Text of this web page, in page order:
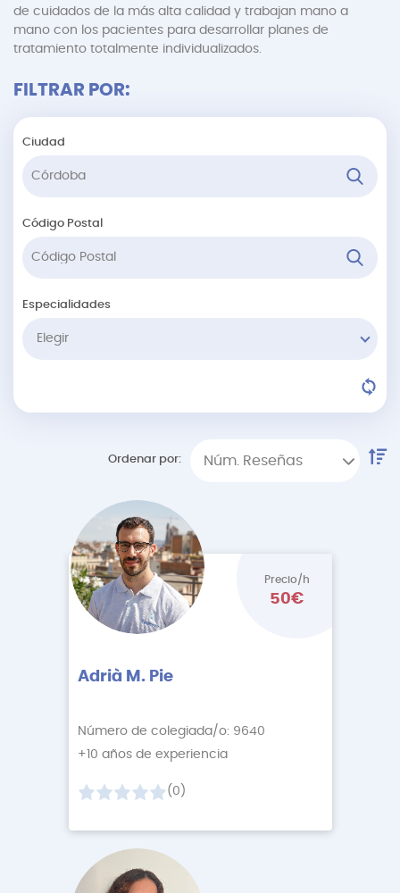
de cuidados de la más alta calidad y trabajan mano a
mano con los pacientes para desarrollar planes de
tratamiento totalmente individualizados.
FILTRAR POR:
Ciudad
Código Postal
Especialidades
Elegir
Ordenar por: Núm. Reseñas
Precio/h
50€
Adrià M. Pie
Número de colegiada/o: 9640
+10 años de experiencia
(0)